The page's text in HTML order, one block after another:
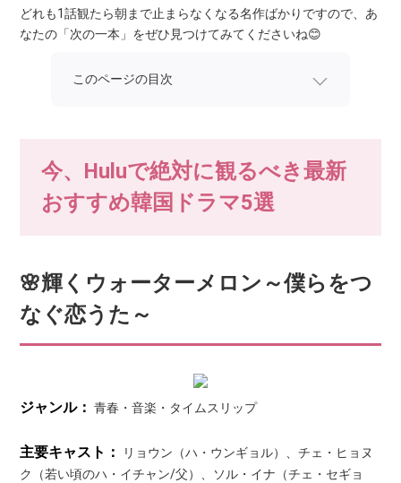
どれも1話観たら朝まで止まらなくなる名作ばかりですので、あ
なたの「次の一本」をぜひ見つけてみてくださいね😊
このページの目次
今、Huluで絶対に観るべき最新
おすすめ韓国ドラマ5選
🌸輝くウォーターメロン～僕らをつ
なぐ恋うた～
ジャンル： 青春・音楽・タイムスリップ
主要キャスト：
リョウン（ハ・ウンギョル）、チェ・ヒョヌ
ク（若い頃のハ・イチャン/父）、ソル・イナ（チェ・セギョ